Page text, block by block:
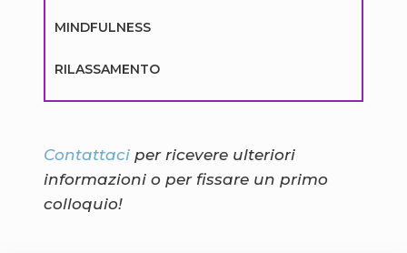
MINDFULNESS
RILASSAMENTO
Contattaci per ricevere ulteriori
informazioni o per fissare un primo
colloquio!